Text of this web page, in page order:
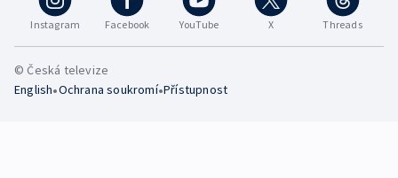
Instagram Facebook YouTube X Threads
© Česká televize
English•Ochrana soukromí•Přístupnost